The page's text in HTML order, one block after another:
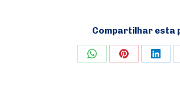
Compartilhar esta
Share Share